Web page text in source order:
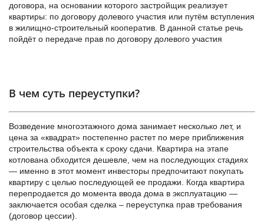
договора, на основании которого застройщик реализует
квартиры: по договору долевого участия или путём вступления
в жилищно-строительный кооператив. В данной статье речь
пойдёт о передаче прав по договору долевого участия
В чем суть переуступки?
Возведение многоэтажного дома занимает несколько лет, и
цена за «квадрат» постепенно растет по мере приближения
строительства объекта к сроку сдачи. Квартира на этапе
котлована обходится дешевле, чем на последующих стадиях
— именно в этот момент инвесторы предпочитают покупать
квартиру с целью последующей ее продажи. Когда квартира
перепродается до момента ввода дома в эксплуатацию —
заключается особая сделка – переуступка прав требования
(договор цессии).